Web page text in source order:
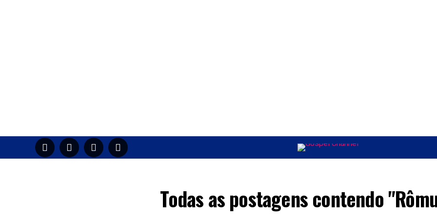
Todas as postagens contendo